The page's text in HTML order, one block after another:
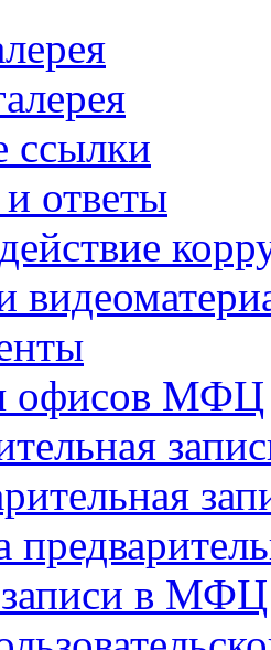
ссылки
ответы
офисов МФЦ
в МФЦ